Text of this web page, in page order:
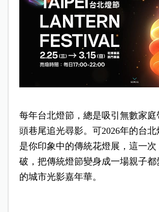
每年台北燈節，總是吸引無數家
頭巷尾追光尋影。可2026年的台
是你印象中的傳統花燈展，這一
破，把傳統燈節變身成一場親子都
的城市光影嘉年華。